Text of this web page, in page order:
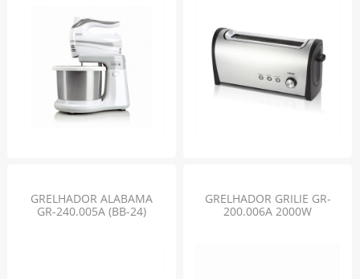
GRELHADOR ALABAMA
GR-240.005A (BB-24)
GRELHADOR GRILIE GR-
200.006A 2000W